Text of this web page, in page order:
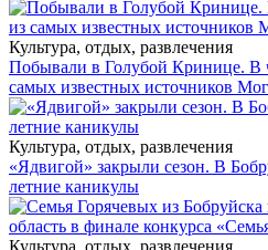
Культура, отдых, развлечения
Побывали в Голубой Кринице. В
самых известных источников
Культура, отдых, развлечения
«Ядвигой» закрыли сезон. В
летние каникулы